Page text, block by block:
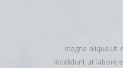
magna aliqua.Ut
incididunt ut labore